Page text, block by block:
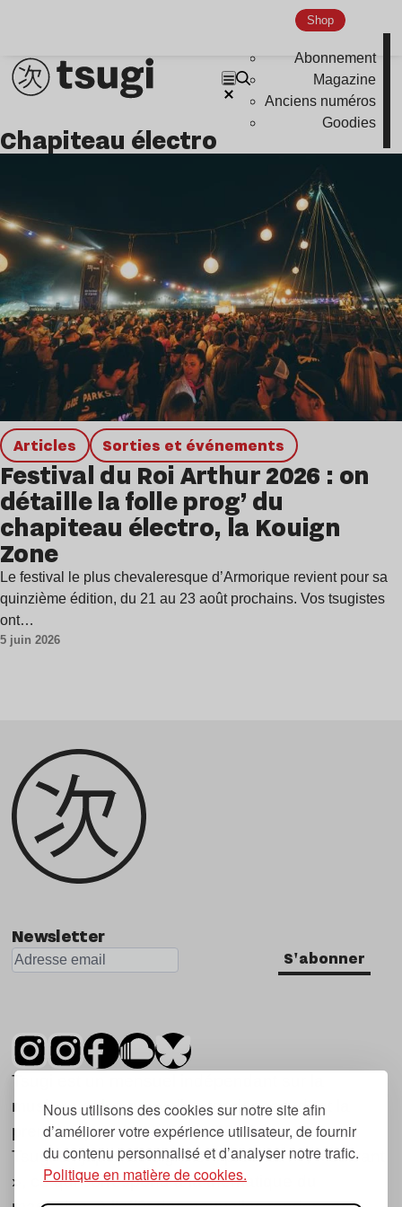
Nous utilisons des cookies sur notre site afin
d’améliorer votre expérience utilisateur, de fournir
du contenu personnalisé et d’analyser notre trafic.
Politique en matière de cookies.
Shop
Abonnement
Magazine
Anciens numéros
Goodies
chapiteau électro
Articles Sorties et événements
Festival du Roi Arthur 2026 : on
détaille la folle prog’ du
chapiteau électro, la Kouign
Zone
Le festival le plus chevaleresque d’Armorique revient pour sa
quinzième édition, du 21 au 23 août prochains. Vos tsugistes
ont…
5 juin 2026
Newsletter
S'abonner
Tsugi est un mensuel indépendant sur la
musique et les nouvelles tendances, dont la
première parution date de 2007.
Tsugi en japonais signifie « prochain », « suivant
», ce qui correspond à la thématique du